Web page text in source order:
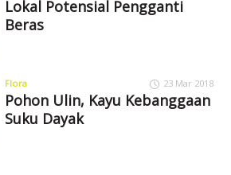
Lokal Potensial Pengganti
Beras
Flora 23 Mar 2018
Pohon Ulin, Kayu Kebanggaan
Suku Dayak